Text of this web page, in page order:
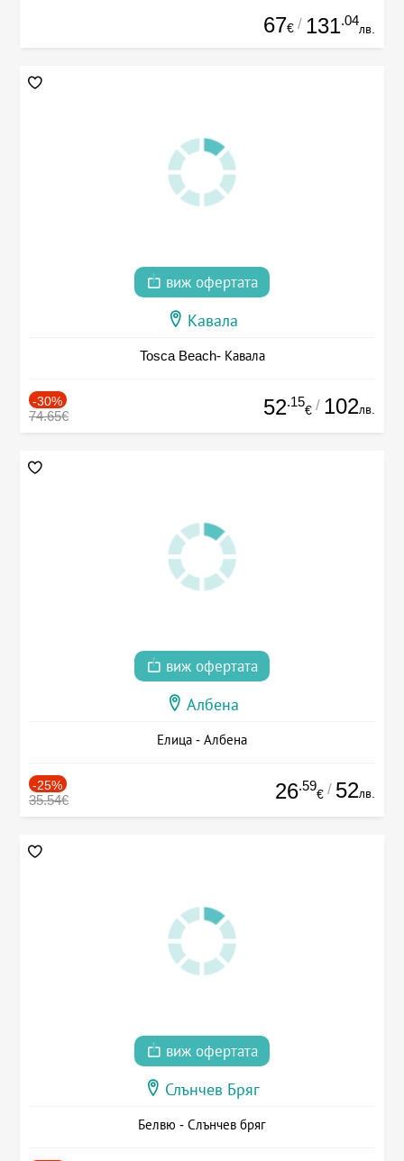
67€ / 131.04
лв.
виж офертата
Кавала
Tosca Beach- Кавала
-30%
74.65€ 52.15
€ / 102лв.
виж офертата
Албена
Елица - Албена
-25%
35.54€ 26.59
€ / 52лв.
виж офертата
Слънчев Бряг
Белвю - Слънчев бряг